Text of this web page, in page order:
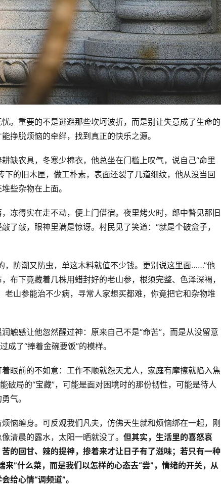
。重要的不是逃避那些坎坷波折，而是别让失意成了生命的
挣脱烦恼的牵绊，找到真正的快乐之源。
缺农具，冬寒少棉衣，他总坐在门槛上叹气，说自己“命里
的旧木匣，做工朴素，表面还裂了几道细纹，他从没当回
些杂物在上面。
冻得实在走不动，便上门借宿。夜里烤火时，郎中瞥见那旧
了敲，眼神里满是惊讶。村民见了笑道：“就是个破盒子，
，防潮又防虫，单这木料就值不少钱。更别说这里面……”他
布下竟藏着几株用蜡封好的老山参，根须完整、色泽深褐，
山参能治不少病，寻常人家想买都难，你竟把它和杂物堆
触感让他忽然醒过神：原来自己不是“命苦”，而是从没留意
了“捧着金碗要饭”的模样。
眼前的不如意：工作不顺就怨天尤人，家庭有摩擦就陷入焦
破局的“宝藏”，可能是面对困境时的那份韧性，可能是待人
气。
恼缠身。可反观我们凡夫，仿佛天生就和烦恼绑在一起，刚
清晨的露水，太阳一晒就没了。 但其实，生活里的喜怒哀
的回甘、辣的提神，掺着来才让日子有了滋味；若只有一种
”什么菜，而是我们以怎样的心态去“尝”，情绪的开关，从
给心情“调频道”。